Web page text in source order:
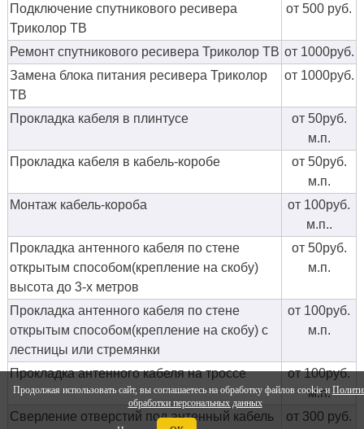
Продолжая использовать сайт, вы соглашаетесь на обработку файлов cookie и
обработки персональных данных
Подключение спутникового ресивера
Триколор ТВ
от 500 руб.
Ремонт спутникового ресивера Триколор ТВ от 1000руб.
Замена блока питания ресивера Триколор
ТВ
от 1000руб.
Прокладка кабеля в плинтусе
от 50руб.
м.п.
Прокладка кабеля в кабель-коробе
от 50руб.
м.п.
Монтаж кабель-короба
от 100руб.
м.п..
Прокладка антенного кабеля по стене
открытым способом(крепление на скобу)
высота до 3-х метров
от 50руб.
м.п.
Прокладка антенного кабеля по стене
открытым способом(крепление на скобу) с
лестницы или стремянки
от 100руб.
м.п.
Прокладка антенного кабеля на троссе
от 100руб.
м.п.
Сверление отверстий под антенный кабель
от 300 руб.